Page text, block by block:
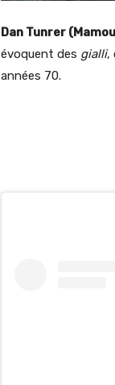
Dan Tunrer
évoquent des gialli,
années 70.